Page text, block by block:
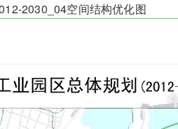
2030_04空间结构优化图